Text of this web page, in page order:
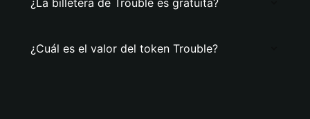
¿La billetera de Trouble es gratuita?
¿Cuál es el valor del token Trouble?